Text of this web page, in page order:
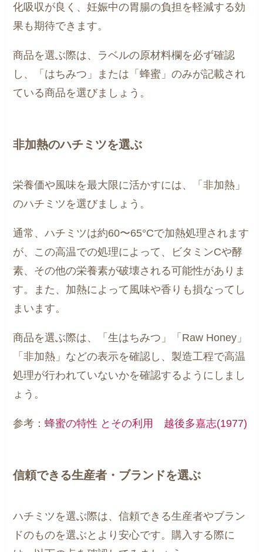
化吸収が良く、妊娠中の胃腸の負担を軽減する効
果も期待できます。
商品を選ぶ際は、ラベルの原材料欄を必ず確認
し、「はちみつ」または「蜂蜜」のみが記載され
ている商品を選びましょう。
非加熱のハチミツを選ぶ
栄養価や風味を最大限に活かすには、「非加熱」
のハチミツを選びましょう。
通常、ハチミツは約60〜65°Cで加熱処理されます
が、この高温での処理によって、ビタミンCや酵
素、その他の栄養素が破壊される可能性がありま
す。また、加熱によって風味や香りも損なってし
まいます。
商品を選ぶ際は、「生はちみつ」「Raw Honey」
「非加熱」などの表示を確認し、製造工程で高温
処理が行われていないかを確認するようにしまし
ょう。
参考：蜂蜜の特性 とその利用 越後多嘉志(1977)
信頼できる生産者・ブランドを選ぶ
ハチミツを選ぶ際は、信頼できる生産者やブラン
ドのものを選ぶとより安心です。購入する際に